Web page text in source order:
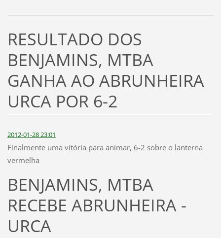
RESULTADO DOS
BENJAMINS, MTBA
GANHA AO ABRUNHEIRA
URCA POR 6-2
2012-01-28 23:01
Finalmente uma vitória para animar, 6-2 sobre o lanterna
vermelha
BENJAMINS, MTBA
RECEBE ABRUNHEIRA -
URCA